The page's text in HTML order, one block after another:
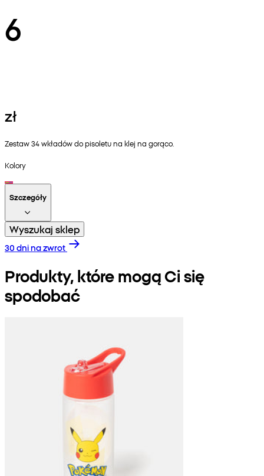
6
zł
Zestaw 34 wkładów do pisoletu na klej na gorąco.
Kolory
Szczegóły
Wyszukaj sklep
30 dni na zwrot
Produkty, które mogą Ci się
spodobać